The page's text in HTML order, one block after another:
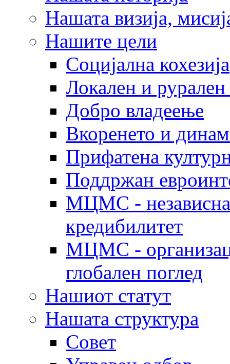
Нашата визија,
Нашите цели
Социјална кохезија
Локален и рурален
Добро владеење
Вкоренето и
Прифатена
Поддржан
МЦМС - независна
кредибилитет
МЦМС -
глобален поглед
Нашиот статут
Нашата структура
Совет